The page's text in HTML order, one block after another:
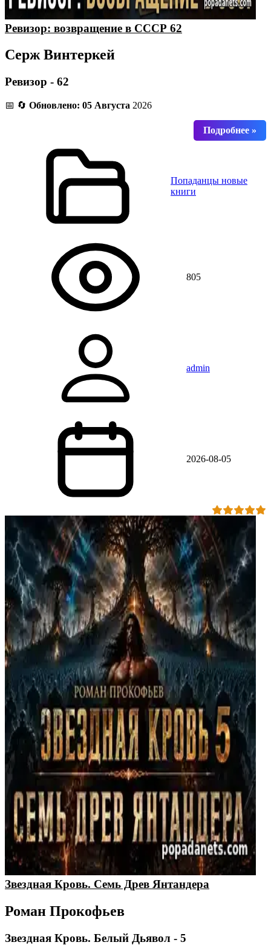
Ревизор: возвращение в СССР 62
Серж Винтеркей
Ревизор - 62
📅 🔄 Обновлено: 05 Августа 2026
Попаданцы новые
книги
805
admin
2026-08-05
Звездная Кровь. Семь Древ Янтандера
Роман Прокофьев
Звездная Кровь. Белый Дьявол - 5